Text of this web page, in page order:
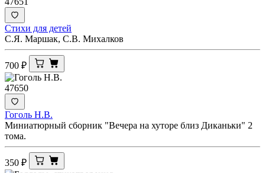
Стихи для детей
С.Я. Маршак, С.В. Михалков
700 ₽
47650
Гоголь Н.В.
Миниатюрный сборник "Вечера на хуторе близ Диканьки" 2
тома.
350 ₽